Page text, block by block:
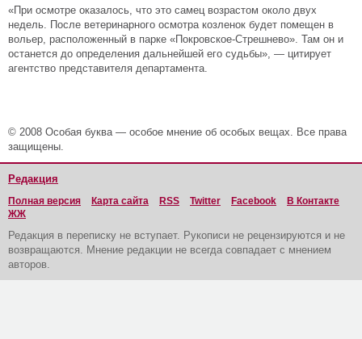
«При осмотре оказалось, что это самец возрастом около двух
недель. После ветеринарного осмотра козленок будет помещен в
вольер, расположенный в парке «Покровское-Стрешнево». Там он и
останется до определения дальнейшей его судьбы», — цитирует
агентство представителя департамента.
© 2008 Особая буква — особое мнение об особых вещах. Все права
защищены.
Редакция
Полная версия Карта сайта RSS Twitter Facebook
В Контакте
ЖЖ
Редакция в переписку не вступает. Рукописи не рецензируются и не
возвращаются. Мнение редакции не всегда совпадает с мнением
авторов.